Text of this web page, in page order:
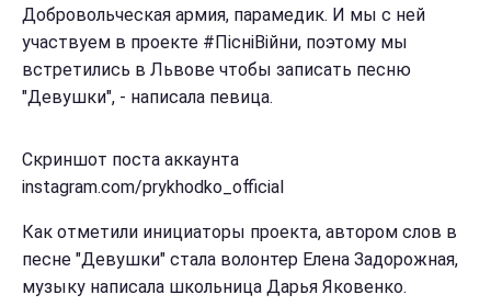
Добровольческая армия, парамедик. И мы с ней
участвуем в проекте #ПісніВійни, поэтому мы
встретились в Львове чтобы записать песню
"Девушки", - написала певица.
Скриншот поста аккаунта
instagram.com/prykhodko_official
Как отметили инициаторы проекта, автором слов в
песне "Девушки" стала волонтер Елена Задорожная,
музыку написала школьница Дарья Яковенко.